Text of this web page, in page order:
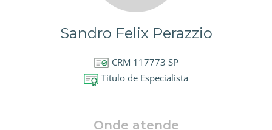
Sandro Felix Perazzio
CRM 117773 SP
Título de Especialista
Onde atende